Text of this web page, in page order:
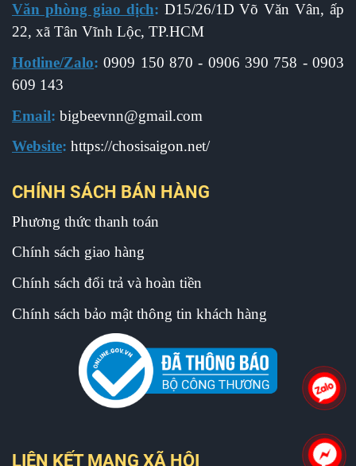
Văn phòng giao dịch: D15/26/1D Võ Văn Vân, ấp
22, xã Tân Vĩnh Lộc, TP.HCM
Hotline/Zalo: 0909 150 870 - 0906 390 758 - 0903
609 143
Email: bigbeevnn@gmail.com
Website: https://chosisaigon.net/
CHÍNH SÁCH BÁN HÀNG
Phương thức thanh toán
Chính sách giao hàng
Chính sách đổi trả và hoàn tiền
Chính sách bảo mật thông tin khách hàng
LIÊN KẾT MẠNG XÃ HỘI